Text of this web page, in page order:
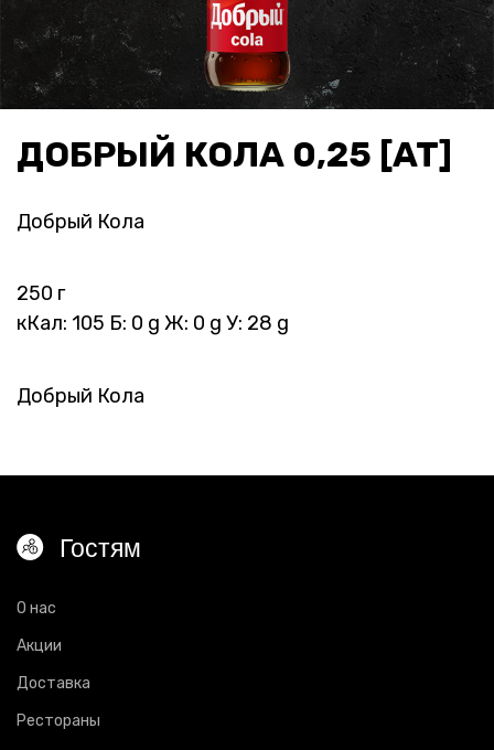
ДОБРЫЙ КОЛА 0,25 [AT]
Добрый Кола
250 г
кКал: 105 Б: 0 g Ж: 0 g У: 28 g
Добрый Кола
Гостям
О нас
Акции
Доставка
Рестораны